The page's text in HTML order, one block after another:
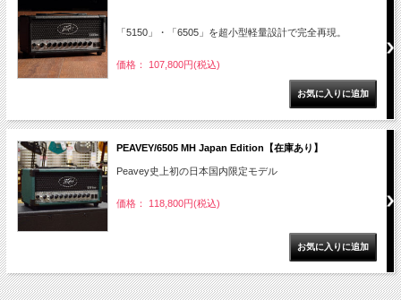
「5150」・「6505」を超小型軽量設計で完全再現。
価格： 107,800円(税込)
PEAVEY/6505 MH Japan Edition【在庫あり】
Peavey史上初の日本国内限定モデル
価格： 118,800円(税込)